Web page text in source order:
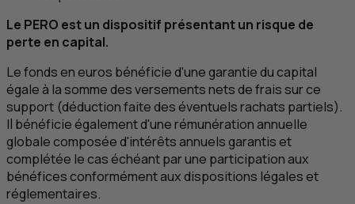
Le PERO est un dispositif présentant un risque de
perte en capital.
Le fonds en euros bénéficie d'une garantie du capital
égale à la somme des versements nets de frais sur ce
support (déduction faite des éventuels rachats partiels).
Il bénéficie également d'une rémunération annuelle
globale composée d'intérêts annuels garantis et
complétée le cas échéant par une participation aux
bénéfices conformément aux dispositions légales et
réglementaires.